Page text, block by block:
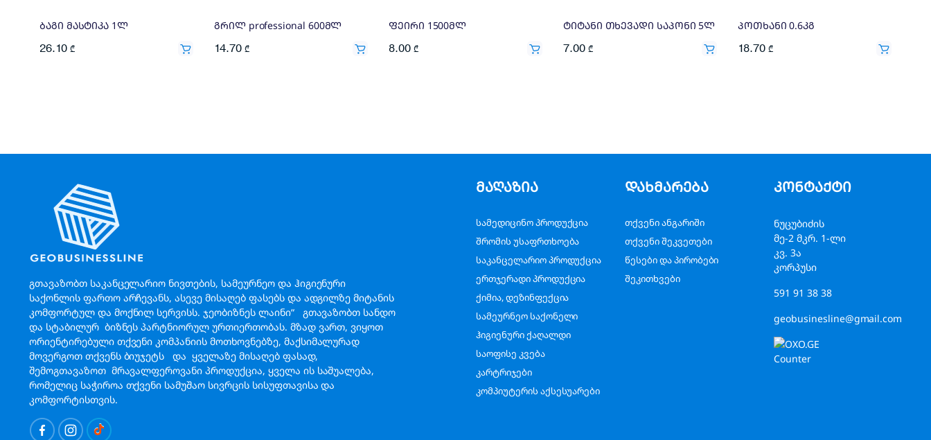
ბაგი მასტიკა 1ლ
26.10 ₾
გრილ professional 600მლ
14.70 ₾
ფეირი 1500მლ
8.00 ₾
ტიტანი თხევადი საპონი 5ლ
7.00 ₾
პოთხანი 0.6კგ
18.70 ₾
გთავაზობთ საკანცელარიო ნივთების, სამეურნეო და ჰიგიენური
საქონლის ფართო არჩევანს, ასევე მისაღებ ფასებს და ადგილზე მიტანის
კომფორტულ და მოქნილ სერვისს. ჯეობიზნეს ლაინი“ გთავაზობთ სანდო
და სტაბილურ ბიზნეს პარტნიორულ ურთიერთობას. მზად ვართ, ვიყოთ
ორიენტირებული თქვენი კომპანიის მოთხოვნებზე, მაქსიმალურად
მოვერგოთ თქვენს ბიუჯეტს და ყველაზე მისაღებ ფასად,
შემოგთავაზოთ მრავალფეროვანი პროდუქცია, ყველა ის საშუალება,
რომელიც საჭიროა თქვენი სამუშაო სივრცის სისუფთავისა და
კომფორტისთვის.
მაღაზია
სამედიცინო პროდუქცია
შრომის უსაფრთხოება
საკანცელარიო პროდუქცია
ერთჯერადი პროდუქცია
ქიმია, დეზინფექცია
სამეურნეო საქონელი
ჰიგიენური ქაღალდი
საოფისე კვება
კარტრიჯები
კომპიუტერის აქსესუარები
დახმარება
თქვენი ანგარიში
თქვენი შეკვეთები
წესები და პირობები
შეკითხვები
კონტაქტი
ნუცუბიძის
მე-2 მკრ. 1-ლი
კვ. 3ა
კორპუსი
591 91 38 38
geobusinesline@gmail.com